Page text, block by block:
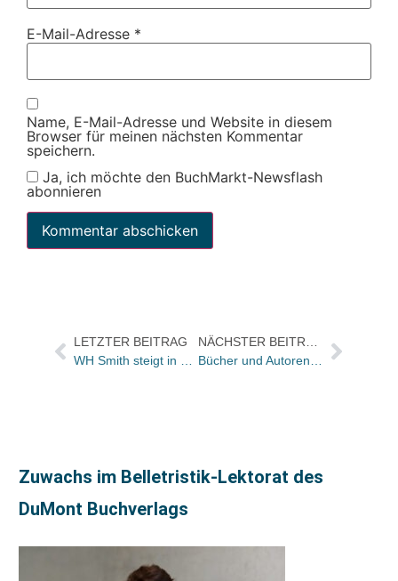
E-Mail-Adresse *
Name, E-Mail-Adresse und Website in diesem
Browser für meinen nächsten Kommentar
speichern.
Ja, ich möchte den BuchMarkt-Newsflash
abonnieren
LETZTER BEITRAG
Zuwachs im Belletristik-Lektorat des
DuMont Buchverlags